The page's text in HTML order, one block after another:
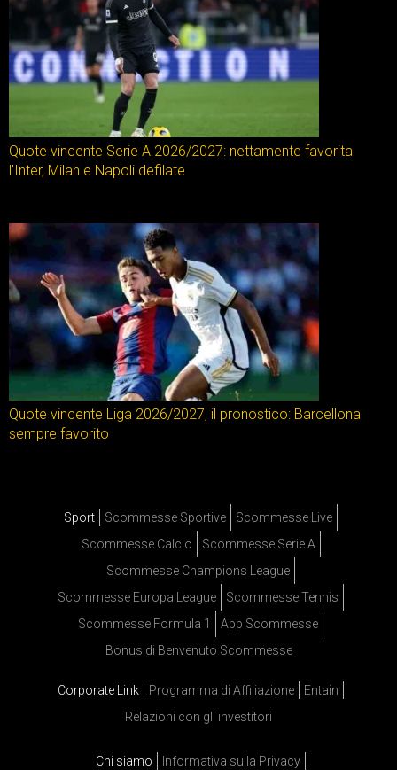
Quote vincente Serie A 2026/2027: nettamente favorita
l’Inter, Milan e Napoli defilate
Quote vincente Liga 2026/2027, il pronostico: Barcellona
sempre favorito
Sport Scommesse Sportive
Scommesse Live
Scommesse Calcio
Scommesse Serie A
Scommesse Champions League
Scommesse Europa League
Scommesse Tennis
Scommesse Formula 1
App Scommesse
Bonus di Benvenuto Scommesse
Corporate Link Programma di Affiliazione
Entain
Relazioni con gli investitori
Chi siamo
Informativa sulla Privacy